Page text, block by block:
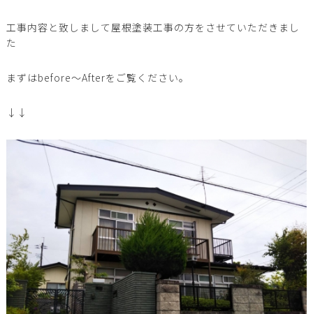
工事内容と致しまして屋根塗装工事の方をさせていただきまし
た
まずはbefore～Afterをご覧ください。
↓↓